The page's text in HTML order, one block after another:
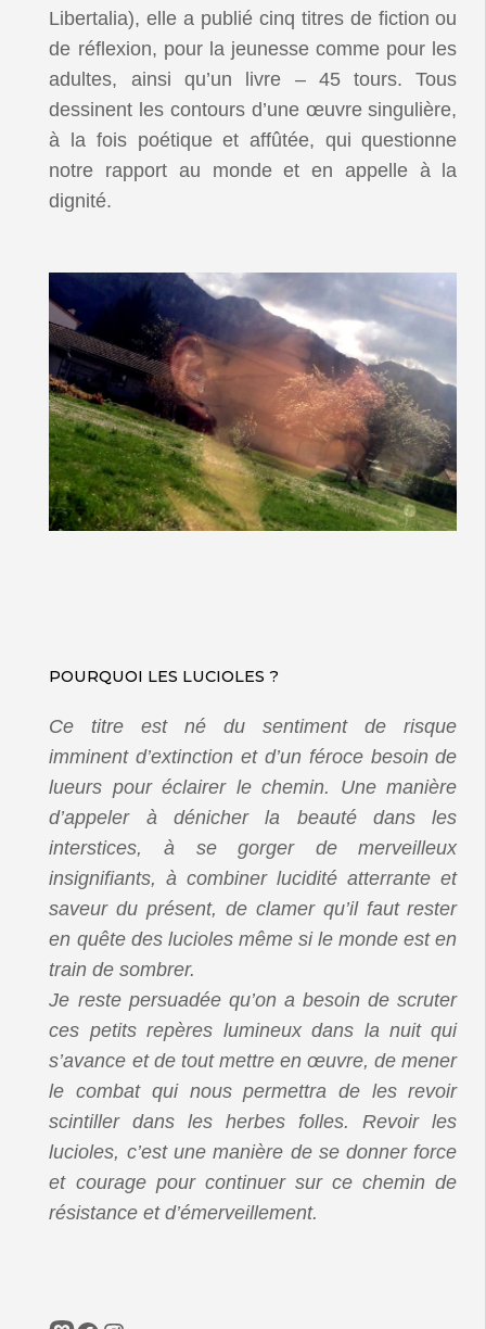
Libertalia), elle a publié cinq titres de fiction ou
de réflexion, pour la jeunesse comme pour les
adultes, ainsi qu’un livre – 45 tours. Tous
dessinent les contours d’une œuvre singulière,
à la fois poétique et affûtée, qui questionne
notre rapport au monde et en appelle à la
dignité.
POURQUOI LES LUCIOLES ?
Ce titre est né du sentiment de risque
imminent d’extinction et d’un féroce besoin de
lueurs pour éclairer le chemin. Une manière
d’appeler à dénicher la beauté dans les
interstices, à se gorger de merveilleux
insignifiants, à combiner lucidité atterrante et
saveur du présent, de clamer qu’il faut rester
en quête des lucioles même si le monde est en
train de sombrer.
Je reste persuadée qu’on a besoin de scruter
ces petits repères lumineux dans la nuit qui
s’avance et de tout mettre en œuvre, de mener
le combat qui nous permettra de les revoir
scintiller dans les herbes folles. Revoir les
lucioles, c’est une manière de se donner force
et courage pour continuer sur ce chemin de
résistance et d’émerveillement.